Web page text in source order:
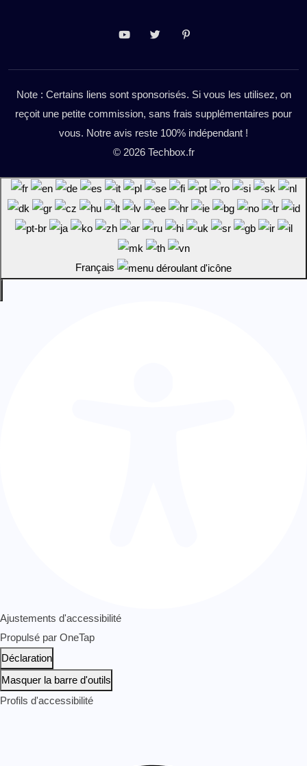
Note : Certains liens sont sponsorisés. Si vous les utilisez, on
reçoit une petite commission, sans frais supplémentaires pour
vous. Notre avis reste 100% indépendant !
© 2026 Techbox.fr
Français
Ajustements d'accessibilité
Propulsé par OneTap
Déclaration
Masquer la barre d'outils
Profils d'accessibilité